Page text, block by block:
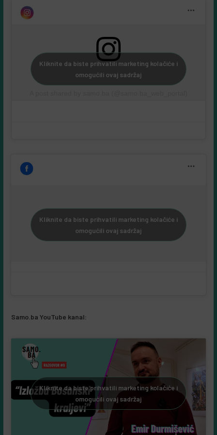
Kliknite da biste prihvatili marketing kolačiće i
omogućili ovaj sadržaj
Kliknite da biste prihvatili marketing kolačiće i
omogućili ovaj sadržaj
Samo.ba YouTube kanal:
Kliknite da biste prihvatili marketing kolačiće i
omogućili ovaj sadržaj